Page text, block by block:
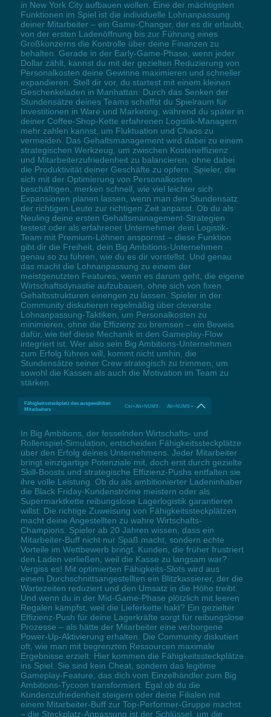
in New York City aufbauen wollen. Eine der mächtigsten
Funktionen im Spiel ist die individuelle Lohnanpassung
deiner Mitarbeiter – ein Game-Changer, der es dir erlaubt,
von der ersten Ladenöffnung bis zur Führung eines
Großkonzerns die Kontrolle über deine Finanzen zu
behalten. Gerade in der Early-Game-Phase, wenn jeder
Dollar zählt, kannst du mit der gezielten Reduzierung von
Personalkosten deine Gewinne maximieren und schneller
expandieren. Stell dir vor, du startest mit einem kleinen
Geschenkeladen in Manhattan: Durch das Senken der
Stundensätze deines Teams schaffst du Spielraum für
Investitionen in Ware und Marketing, während du später in
deiner Coffee-Shop-Kette erfahrenen Logistik-Managern
mehr zahlen kannst, um Fluktuation und Chaos zu
vermeiden. Das Gehaltsmanagement wird dabei zu einem
strategischen Werkzeug, um zwischen Kosteneffizienz
und Mitarbeiterzufriedenheit zu balancieren, ohne dabei
die Produktivität deiner Geschäfte zu opfern. Spieler, die
sich mit der Optimierung von Personalkosten
beschäftigen, merken schnell, wie viel leichter sich
Expansionen planen lassen, wenn man den Stundensatz
der richtigen Leute zur richtigen Zeit anpasst. Ob du als
Neuling deine ersten Gehaltsmanagement-Strategien
testest oder als erfahrener Unternehmer dein Logistik-
Team mit Premium-Löhnen anspornst – diese Funktion
gibt dir die Freiheit, dein Big Ambitions-Unternehmen
genau so zu führen, wie du es dir vorstellst. Und genau
das macht die Lohnanpassung zu einem der
meistgenutzten Features, wenn es darum geht, die eigene
Wirtschaftsdynastie aufzubauen, ohne sich von fixen
Gehaltsstrukturen einengen zu lassen. Spieler in der
Community diskutieren regelmäßig über cleverste
Lohnanpassung-Taktiken, um Personalkosten zu
minimieren, ohne die Effizienz zu bremsen – ein Beweis
dafür, wie tief diese Mechanik in den Gameplay-Flow
integriert ist. Wer also sein Big Ambitions-Unternehmen
zum Erfolg führen will, kommt nicht umhin, die
Stundensätze seiner Crew strategisch zu trimmen, um
sowohl die Kassen als auch die Motivation im Team zu
stärken.
Fähigkeitssteckplatz des ausgewählten
Mitarbeiters
Ctrl+Alt+NUM9 - Alt+NUM9 +
In Big Ambitions, der fesselnden Wirtschafts- und
Rollenspiel-Simulation, entscheiden Fähigkeitssteckplätze
über den Erfolg deines Unternehmens. Jeder Mitarbeiter
bringt einzigartige Potenziale mit, doch erst durch gezielte
Skill-Boosts und strategische Effizienz-Pushs entfalten sie
ihre volle Leistung. Ob du als ambitionierter Ladeninhaber
die Black Friday-Kundenströme meistern oder als
Supermarktkette reibungslose Lagerlogistik garantieren
willst: Die richtige Zuweisung von Fähigkeitssteckplätzen
macht deine Angestellten zu wahre Wirtschafts-
Champions. Spieler ab 20 Jahren wissen, dass ein
Mitarbeiter-Buff nicht nur Spaß macht, sondern echte
Vorteile im Wettbewerb bringt. Kunden, die früher frustriert
den Laden verließen, weil die Kasse zu langsam war?
Vergiss es! Mit optimierten Fähigkeits-Slots wird aus
einem Durchschnittsangestellten ein Blitzkassierer, der die
Wartezeiten reduziert und den Umsatz in die Höhe treibt.
Und wenn du in der Mid-Game-Phase plötzlich mit leeren
Regalen kämpfst, weil die Lieferkette hakt? Ein gezielter
Effizienz-Push für deine Lagerkräfte sorgt für reibungslose
Prozesse – als hätte der Mitarbeiter eine verborgene
Power-Up-Aktivierung erhalten. Die Community diskutiert
oft, wie man mit begrenzten Ressourcen maximale
Ergebnisse erzielt: Hier kommen die Fähigkeitssteckplätze
ins Spiel. Sie sind kein Cheat, sondern das legitime
Gameplay-Feature, das dich vom Einzelhändler zum Big
Ambitions-Tycoon transformiert. Egal ob du die
Kundenzufriedenheit steigern oder deine Filialen mit
einem Mitarbeiter-Buff zur Top-Performer-Gruppe machst
– die Steckplatz-Anpassung ist der Schlüssel, um die